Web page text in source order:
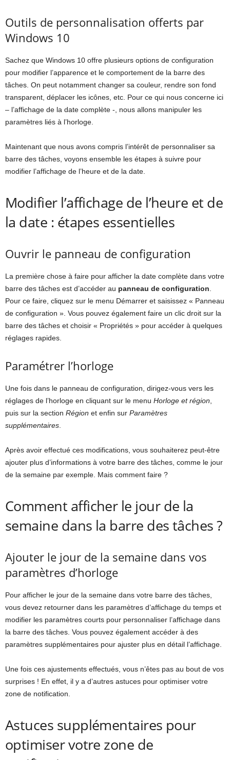
Outils de personnalisation offerts par
Windows 10
Sachez que Windows 10 offre plusieurs options de configuration
pour modifier l’apparence et le comportement de la barre des
tâches. On peut notamment changer sa couleur, rendre son fond
transparent, déplacer les icônes, etc. Pour ce qui nous concerne ici
– l’affichage de la date complète -, nous allons manipuler les
paramètres liés à l’horloge.
Maintenant que nous avons compris l’intérêt de personnaliser sa
barre des tâches, voyons ensemble les étapes à suivre pour
modifier l’affichage de l’heure et de la date.
Modifier l’affichage de l’heure et de
la date : étapes essentielles
Ouvrir le panneau de configuration
La première chose à faire pour afficher la date complète dans votre
barre des tâches est d’accéder au panneau de configuration
Pour ce faire, cliquez sur le menu Démarrer et saisissez « Panneau
de configuration ». Vous pouvez également faire un clic droit sur la
barre des tâches et choisir « Propriétés » pour accéder à quelques
réglages rapides.
Paramétrer l’horloge
Une fois dans le panneau de configuration, dirigez-vous vers les
réglages de l’horloge en cliquant sur le menu Horloge et région
puis sur la section Région et enfin sur Paramètres
supplémentaires
Après avoir effectué ces modifications, vous souhaiterez peut-être
ajouter plus d’informations à votre barre des tâches, comme le jour
de la semaine par exemple. Mais comment faire ?
Comment afficher le jour de la
semaine dans la barre des tâches ?
Ajouter le jour de la semaine dans vos
paramètres d’horloge
Pour afficher le jour de la semaine dans votre barre des tâches,
vous devez retourner dans les paramètres d’affichage du temps et
modifier les paramètres courts pour personnaliser l’affichage dans
la barre des tâches. Vous pouvez également accéder à des
paramètres supplémentaires pour ajuster plus en détail l’affichage.
Une fois ces ajustements effectués, vous n’êtes pas au bout de vos
surprises ! En effet, il y a d’autres astuces pour optimiser votre
zone de notification.
Astuces supplémentaires pour
optimiser votre zone de